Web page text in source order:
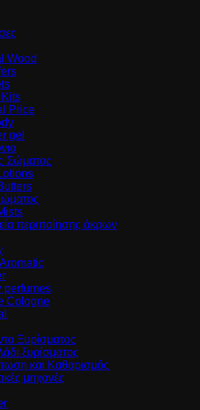
Wood
Price
gel
Σώματος
περιποίησης άκρων
perfumes
Cologne
Ξυρίσματος
ξυρίσματος
και Καθαρισμός
μηχανές